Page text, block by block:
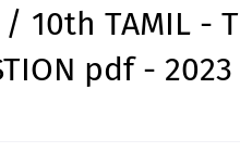
TAMIL -
pdf - 2023